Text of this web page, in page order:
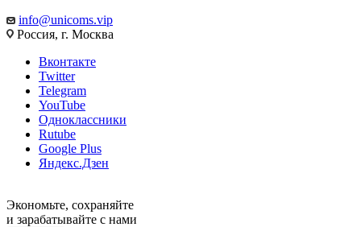
info@unicoms.vip
Россия, г. Москва
Вконтакте
Twitter
Telegram
YouTube
Одноклассники
Rutube
Google Plus
Яндекс.Дзен
Экономьте, сохраняйте
и зарабатывайте с нами